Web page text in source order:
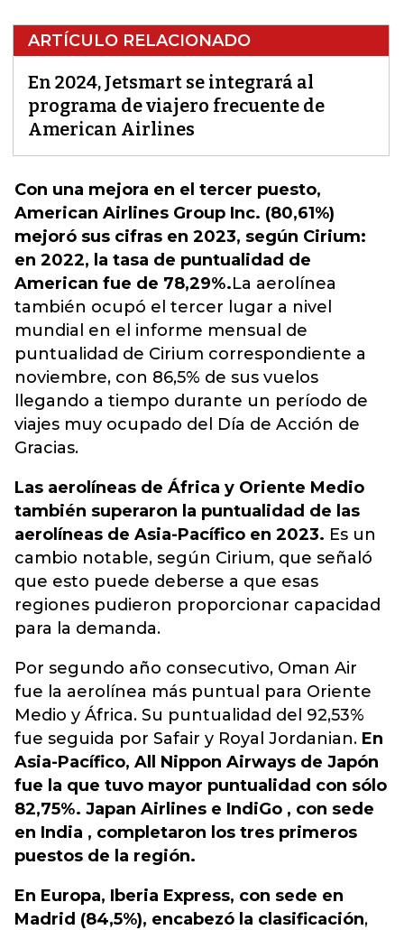
ARTÍCULO RELACIONADO
En 2024, Jetsmart se integrará al
programa de viajero frecuente de
American Airlines
Con una mejora en el tercer puesto,
American Airlines Group Inc. (80,61%)
mejoró sus cifras en 2023, según Cirium:
en 2022, la tasa de puntualidad de
American fue de 78,29%.La aerolínea
también ocupó el tercer lugar a nivel
mundial en el informe mensual de
puntualidad de Cirium correspondiente a
noviembre, con 86,5% de sus vuelos
llegando a tiempo durante un período de
viajes muy ocupado del Día de Acción de
Gracias.
Las aerolíneas de África y Oriente Medio
también superaron la puntualidad de las
aerolíneas de Asia-Pacífico en 2023. Es un
cambio notable, según Cirium, que señaló
que esto puede deberse a que esas
regiones pudieron proporcionar capacidad
para la demanda.
Por segundo año consecutivo, Oman Air
fue la aerolínea más puntual para Oriente
Medio y África. Su puntualidad del 92,53%
fue seguida por Safair y Royal Jordanian. En
Asia-Pacífico, All Nippon Airways de Japón
fue la que tuvo mayor puntualidad con sólo
82,75%. Japan Airlines e IndiGo , con sede
en India , completaron los tres primeros
puestos de la región.
En Europa, Iberia Express, con sede en
Madrid (84,5%), encabezó la clasificación,